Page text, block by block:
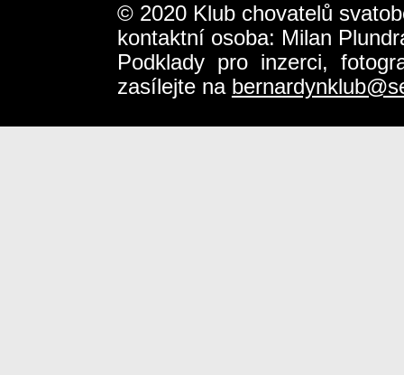
© 2020 Klub chovatelů
kontaktní osoba: Milan
Podklady pro inzerci,
zasílejte na